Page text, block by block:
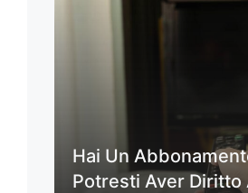
Hai Un
Potresti Aver Diritto